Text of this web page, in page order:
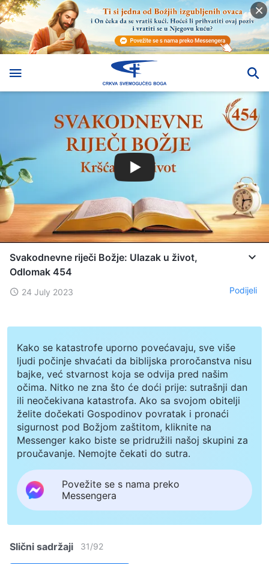
Svakodnevne riječi Božje: Ulazak u život,
Odlomak 454
24 July 2023 Podijeli
Kako se katastrofe uporno povećavaju, sve više
ljudi počinje shvaćati da biblijska proročanstva nisu
bajke, već stvarnost koja se odvija pred našim
očima. Nitko ne zna što će doći prije: sutrašnji dan
ili neočekivana katastrofa. Ako sa svojom obitelji
želite dočekati Gospodinov povratak i pronaći
sigurnost pod Božjom zaštitom, kliknite na
Messenger kako biste se pridružili našoj skupini za
proučavanje. Nemojte čekati do sutra.
Povežite se s nama preko
Messengera
Slični sadržaji 31/92